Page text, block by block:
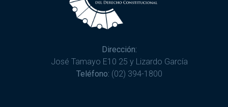
Dirección:
José Tamayo E10 25 y Lizardo García
Teléfono: (02) 394-1800